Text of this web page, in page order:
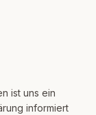
ist uns ein
informiert